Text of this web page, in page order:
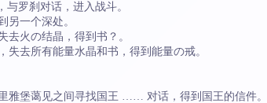
罗刹对话，进入战斗。
另一个深处。
去火の结晶，得到书？。
去所有能量水晶和书，得到能量の戒。
雅堡蔼见之间寻找国王 …… 对话，得到国王的信件。